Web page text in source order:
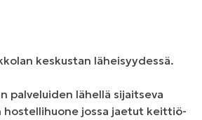
keskustan läheisyydessä.
palveluiden lähellä sijaitseva
hostellihuone jossa jaetut keittiö-